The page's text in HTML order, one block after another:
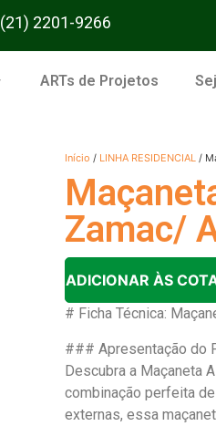
(21) 2201-9266
ARTs de Projetos
Início / LINHA RESIDENCIAL /
Zamac/
ADICIONAR ÀS
# Ficha Técnica:
### Apresentação do
Descubra a Maçaneta
combinação perfeita
externas, essa